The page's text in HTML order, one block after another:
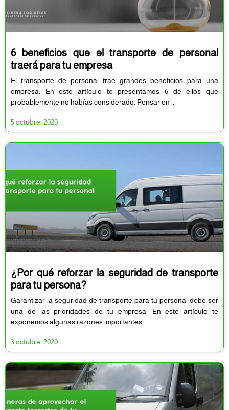
6 beneficios que el transporte de personal
traerá para tu empresa
El transporte de personal trae grandes beneficios para una
empresa. En este artículo te presentamos 6 de ellos que
probablemente no habías considerado. Pensar en
5 octubre, 2020
¿Por qué reforzar la seguridad de transporte
para tu persona?
Garantizar la seguridad de transporte para tu personal debe ser
una de las prioridades de tu empresa. En este artículo te
exponemos algunas razones importantes.
3 octubre, 2020